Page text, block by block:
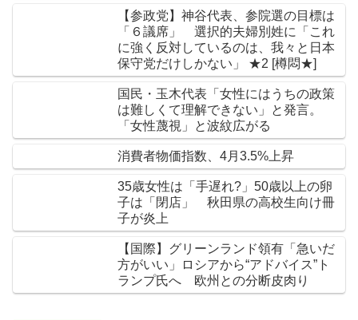
【参政党】神谷代表、参院選の目標は
「６議席」 選択的夫婦別姓に「これ
に強く反対しているのは、我々と日本
保守党だけしかない」 ★2 [樽悶★]
国民・玉木代表「女性にはうちの政策
は難しくて理解できない」と発言。
「女性蔑視」と波紋広がる
消費者物価指数、4月3.5%上昇
35歳女性は「手遅れ?」50歳以上の卵
子は「閉店」 秋田県の高校生向け冊
子が炎上
【国際】グリーンランド領有「急いだ
方がいい」ロシアから“アドバイス”ト
ランプ氏へ 欧州との分断皮肉り